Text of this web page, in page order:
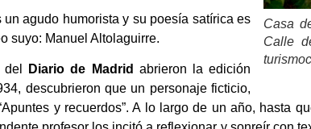
Casa
Calle
agudo humorista y su poesía satírica es
suyo: Manuel Altolaguirre.
del Diario de Madrid abrieron la edición
descubrieron que un personaje ficticio,
y recuerdos”. A lo largo de un año, hasta